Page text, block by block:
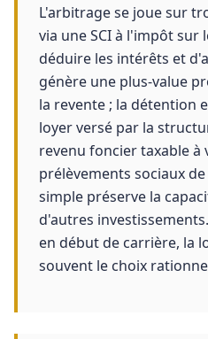
L'arbitrage se joue sur
via une SCI à l'impôt sur
déduire les intérêts et
génère une plus-value
la revente ; la détention
loyer versé par la
revenu foncier taxable à
prélèvements sociaux
simple préserve la
d'autres
en début de carrière, la
souvent le choix